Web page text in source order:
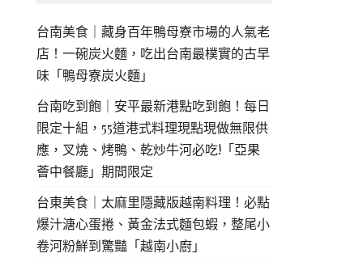
台南美食｜藏身百年鴨母寮市場的人氣老
店！一碗炭火麵，吃出台南最樸實的古早
味「鴨母寮炭火麵」
台南吃到飽｜安平最新港點吃到飽！每日
限定十組，55道港式料理現點現做無限供
應，叉燒、烤鴨、乾炒牛河必吃!「亞果
薈中餐廳」期間限定
台東美食｜太麻里隱藏版越南料理！必點
爆汁溏心蛋捲、黃金法式麵包蝦，整尾小
卷河粉鮮到驚豔「越南小廚」